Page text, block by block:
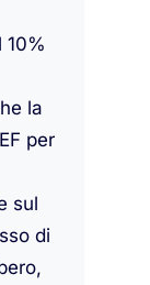
la
per
sul
di